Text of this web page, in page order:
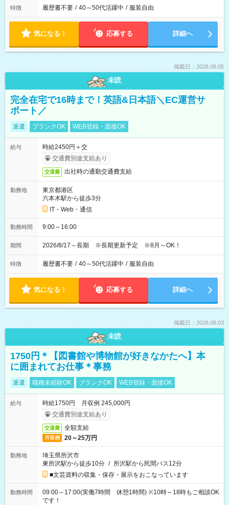
特徴 履歴書不要 / 40～50代活躍中 / 服装自由
気になる！ 応募する 詳細へ
掲載日：2026.08.05
未読
完全在宅で16時まで！英語&日本語＼EC運営サ
ポート／
派遣 ブランクOK WEB登録・面接OK
給与
時給2450円＋交
交通費別途支給あり
交通費 出社時の通勤交通費支給
勤務地
東京都港区
六本木駅から徒歩3分
IT・Web・通信
勤務時間 9:00～16:00
期間 2026/8/17～長期 ※長期更新予定 ※8月～OK！
特徴 履歴書不要 / 40～50代活躍中 / 服装自由
気になる！ 応募する 詳細へ
掲載日：2026.08.03
未読
1750円＊【図書館や博物館が好きなかたへ】本
に囲まれてお仕事＊事務
派遣 職種未経験OK ブランクOK WEB登録・面接OK
給与
時給1750円 月収例 245,000円
交通費別途支給あり
交通費 全額支給
月収例 20～25万円
勤務地
埼玉県所沢市
東所沢駅から徒歩10分 / 所沢駅から民間バス12分
■文芸資料の収集・保存・展示をおこなっています
勤務時間
09:00～17:00(実働7時間 休憩1時間) ※10時～18時もご相談OK
です！